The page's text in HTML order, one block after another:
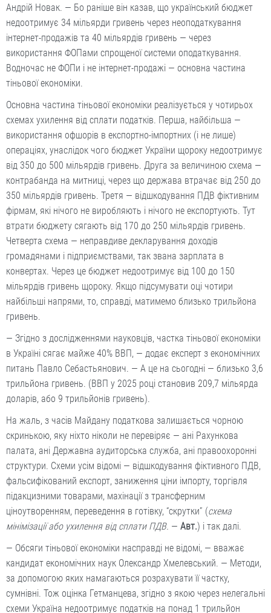
Андрій Новак. — Бо раніше він казав, що український бюджет
недоотримує 34 мільярди гривень через неоподаткування
інтернет-продажів та 40 мільярдів гривень — через
використання ФОПами спрощеної системи оподаткування.
Водночас не ФОПи і не інтернет-продажі — основна частина
тіньової економіки.
Основна частина тіньової економіки реалізується у чотирьох
схемах ухилення від сплати податків. Перша, найбільша —
використання офшорів в експортно-імпортних (і не лише)
операціях, унаслідок чого бюджет України щороку недоотримує
від 350 до 500 мільярдів гривень. Друга за величиною схема —
контрабанда на митниці, через що держава втрачає від 250 до
350 мільярдів гривень. Третя — відшкодування ПДВ фіктивним
фірмам, які нічого не виробляють і нічого не експортують. Тут
втрати бюджету сягають від 170 до 250 мільярдів гривень.
Четверта схема — неправдиве декларування доходів
громадянами і підприємствами, так звана зарплата в
конвертах. Через це бюджет недоотримує від 100 до 150
мільярдів гривень щороку. Якщо підсумувати оці чотири
найбільші напрями, то, справді, матимемо близько трильйона
гривень.
— Згідно з дослідженнями науковців, частка тіньової економіки
в Україні сягає майже 40% ВВП, — додає експерт з економічних
питань Павло Себастьянович. — А це на сьогодні — близько 3,6
трильйона гривень. (ВВП у 2025 році становив 209,7 мільярда
доларів, або 9 трильйонів гривень).
На жаль, з часів Майдану податкова залишається чорною
скринькою, яку ніхто ніколи не перевіряє — ані Рахункова
палата, ані Державна аудиторська служба, ані правоохоронні
структури. Схеми усім відомі — відшкодування фіктивного ПДВ,
фальсифікований експорт, заниження ціни імпорту, торгівля
підакцизними товарами, махінації з трансферним
ціноутворенням, переведення в готівку, “скрутки” (схема
мінімізації або ухилення від сплати ПДВ. — Авт.) і так далі.
— Обсяги тіньової економіки насправді не відомі, — вважає
кандидат економічних наук Олександр Хмелевський. — Методи,
за допомогою яких намагаються розрахувати її частку,
сумнівні. Тож оцінка Гетманцева, згідно з якою через нелегальні
схеми Україна недоотримує податків на понад 1 трильйон